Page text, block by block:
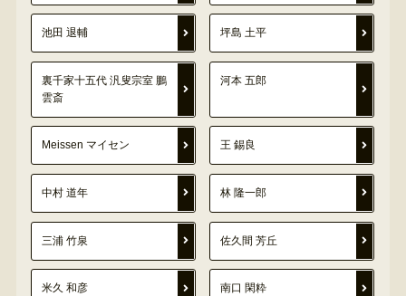
池田 退輔 坪島 土平
裏千家十五代 汎叟宗室 鵬
雲斎
河本 五郎
Meissen マイセン 王 錫良
中村 道年 林 隆一郎
三浦 竹泉 佐久間 芳丘
米久 和彦 南口 閑粋